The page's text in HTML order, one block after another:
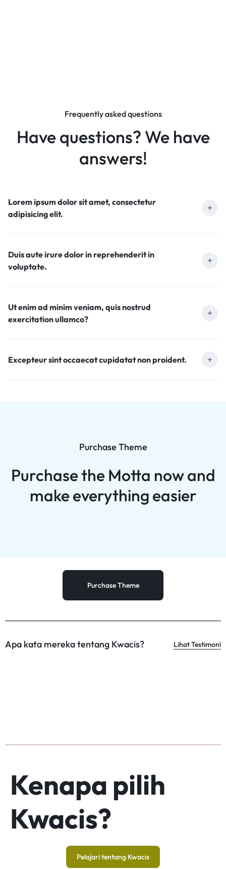
Frequently asked questions
Have questions? We have
answers!
Lorem ipsum dolor sit amet, consectetur
adipisicing elit.
Duis aute irure dolor in reprehenderit in
voluptate.
Ut enim ad minim veniam, quis nostrud
exercitation ullamco?
Excepteur sint occaecat cupidatat non proident.
Purchase Theme
Purchase the Motta now and
make everything easier
Purchase Theme
Apa kata mereka tentang Kwacis? Lihat Testimoni
Kenapa pilih
Kwacis?
Pelajari tentang Kwacis